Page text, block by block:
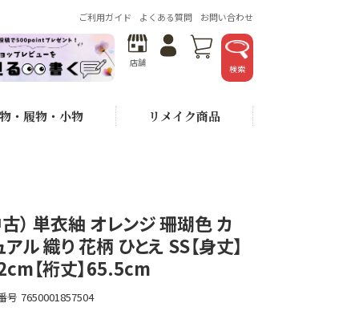
ご利用ガイド よくある質問 お問い合わせ
店舗
検索
・履物・小物 リメイク商品
古） 単衣紬 オレンジ 珊瑚色 カ
アル 織り 花柄 ひとえ SS【身丈】
【裄丈】65.5cm
号 7650001857504